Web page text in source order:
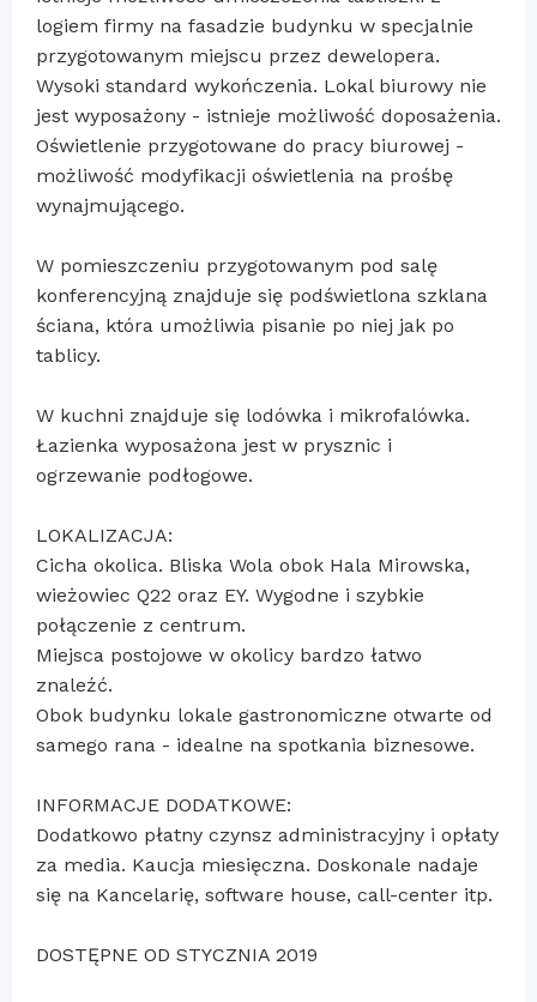
logiem firmy na fasadzie budynku w specjalnie
przygotowanym miejscu przez dewelopera.
Wysoki standard wykończenia. Lokal biurowy nie
jest wyposażony - istnieje możliwość doposażenia.
Oświetlenie przygotowane do pracy biurowej -
możliwość modyfikacji oświetlenia na prośbę
wynajmującego.
W pomieszczeniu przygotowanym pod salę
konferencyjną znajduje się podświetlona szklana
ściana, która umożliwia pisanie po niej jak po
tablicy.
W kuchni znajduje się lodówka i mikrofalówka.
Łazienka wyposażona jest w prysznic i
ogrzewanie podłogowe.
LOKALIZACJA:
Cicha okolica. Bliska Wola obok Hala Mirowska,
wieżowiec Q22 oraz EY. Wygodne i szybkie
połączenie z centrum.
Miejsca postojowe w okolicy bardzo łatwo
znaleźć.
Obok budynku lokale gastronomiczne otwarte od
samego rana - idealne na spotkania biznesowe.
INFORMACJE DODATKOWE:
Dodatkowo płatny czynsz administracyjny i opłaty
za media. Kaucja miesięczna. Doskonale nadaje
się na Kancelarię, software house, call-center itp.
DOSTĘPNE OD STYCZNIA 2019